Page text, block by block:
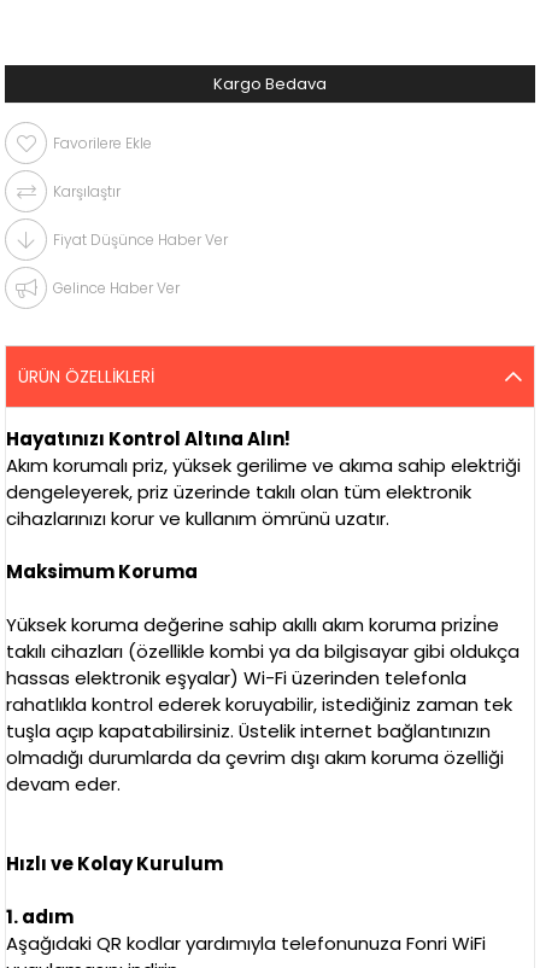
Kargo Bedava
Favorilere Ekle
Karşılaştır
Fiyat Düşünce Haber Ver
Gelince Haber Ver
ÜRÜN ÖZELLIKLERI
Hayatınızı Kontrol Altına Alın!
Akım korumalı priz, yüksek gerilime ve akıma sahip elektriği
dengeleyerek, priz üzerinde takılı olan tüm elektronik
cihazlarınızı korur ve kullanım ömrünü uzatır.
Maksimum Koruma
Yüksek koruma değerine sahip akıllı akım koruma prizi̇ne
takılı cihazları (özellikle kombi ya da bilgisayar gibi oldukça
hassas elektronik eşyalar) Wi-Fi üzerinden telefonla
rahatlıkla kontrol ederek koruyabilir, istediğiniz zaman tek
tuşla açıp kapatabilirsiniz. Üstelik internet bağlantınızın
olmadığı durumlarda da çevrim dışı akım koruma özelliği
devam eder.
Hızlı ve Kolay Kurulum
1. adım
Aşağıdaki QR kodlar yardımıyla telefonunuza Fonri WiFi